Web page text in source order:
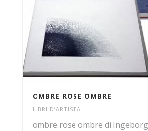
OMBRE ROSE OMBRE
LIBRI D’ARTISTA
ombre rose ombre di Ingeborg